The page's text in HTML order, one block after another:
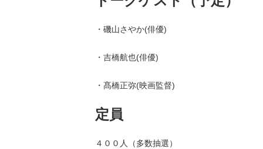
・磯山さやか(俳優)
・吉橋航也(俳優)
・髙橋正弥(映画監督)
定員
４００人（多数抽選）